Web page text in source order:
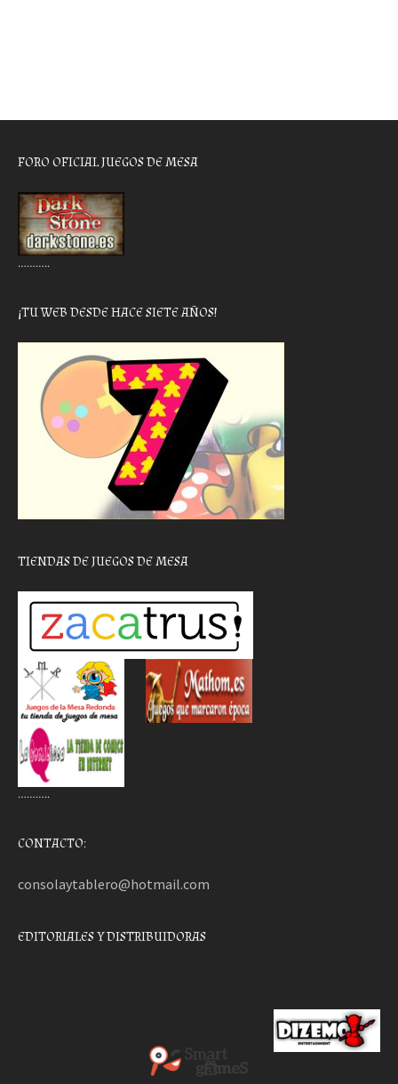
FORO OFICIAL JUEGOS DE MESA
………..
¡TU WEB DESDE HACE SIETE AÑOS!
TIENDAS DE JUEGOS DE MESA
………..
CONTACTO:
consolaytablero@hotmail.com
EDITORIALES Y DISTRIBUIDORAS